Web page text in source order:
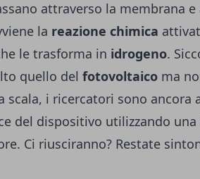
attraverso la membrana
la reazione chimica
le trasforma in idrogeno.
quello del fotovoltaico ma
scala, i ricercatori sono ancora
del dispositivo utilizzando una
Ci riusciranno? Restate